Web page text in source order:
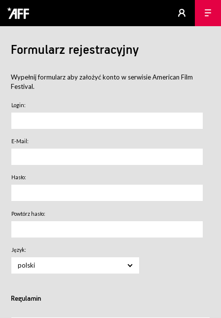
Formularz rejestracyjny
Wypełnij formularz aby założyć konto w serwisie American Film
Festival.
Login:
E-Mail:
Hasło:
Powtórz hasło:
Język:
polski
Regulamin